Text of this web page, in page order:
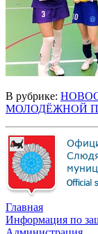
В рубрике:
МОЛОДЁЖНОЙ
Главная
Информация по